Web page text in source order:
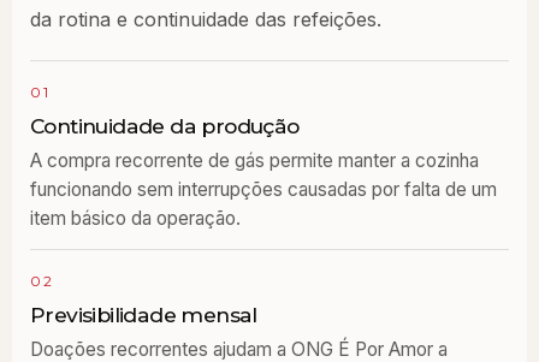
da rotina e continuidade das refeições.
01
Continuidade da produção
A compra recorrente de gás permite manter a cozinha
funcionando sem interrupções causadas por falta de um
item básico da operação.
02
Previsibilidade mensal
Doações recorrentes ajudam a ONG É Por Amor a